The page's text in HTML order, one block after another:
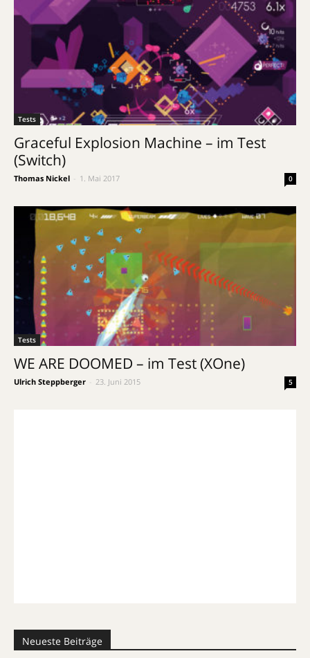
Tests
Graceful Explosion Machine – im Test
(Switch)
Thomas Nickel 1. Mai 2017 0
Tests
WE ARE DOOMED – im Test (XOne)
Ulrich Steppberger 23. Juni 2015 5
Neueste Beiträge